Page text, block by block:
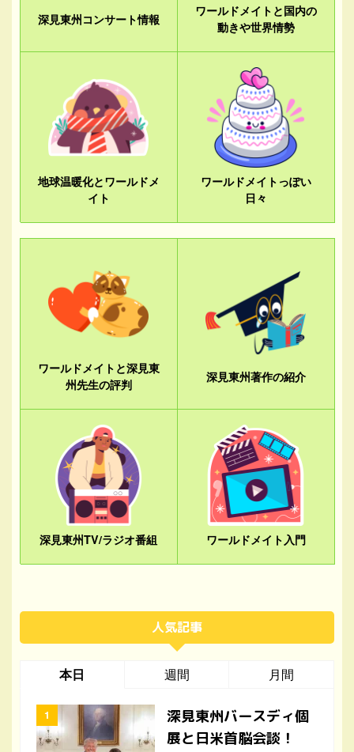
深見東州コンサート情報
ワールドメイトと国内の
動きや世界情勢
地球温暖化とワールドメ
イト
ワールドメイトっぽい
日々
ワールドメイトと深見東
州先生の評判
深見東州著作の紹介
深見東州TV/ラジオ番組 ワールドメイト入門
人気記事
本日 週間 月間
深見東州バースディ個
展と日米首脳会談！